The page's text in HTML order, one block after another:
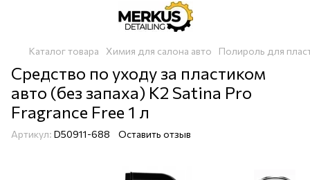
Каталог товара Химия для салона авто Полироль для
Средство по уходу за пластиком
авто (без запаха) K2 Satina Pro
Fragrance Free 1 л
Артикул: D50911-688 Оставить отзыв